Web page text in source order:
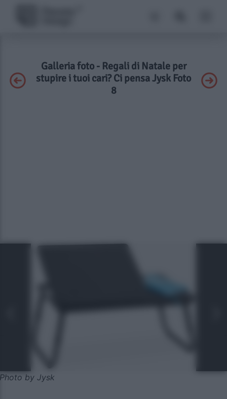
Galleria foto - Regali di Natale per
stupire i tuoi cari? Ci pensa Jysk Foto
8
Photo by Jysk